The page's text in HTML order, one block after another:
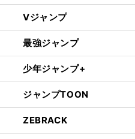
Vジャンプ
最強ジャンプ
少年ジャンプ+
ジャンプTOON
ZEBRACK